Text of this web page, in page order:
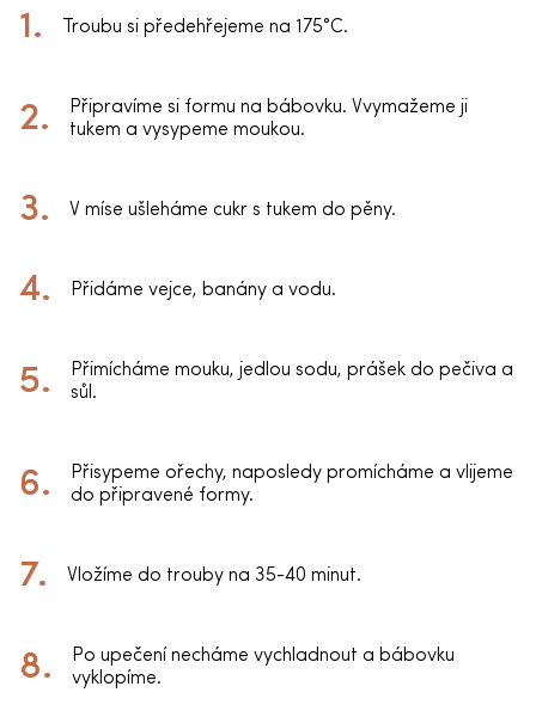
Troubu si předehřejeme na 175°C.
Připravíme si formu na bábovku. Vvymažeme ji
tukem a vysypeme moukou.
V míse ušleháme cukr s tukem do pěny.
Přidáme vejce, banány a vodu.
Přimícháme mouku, jedlou sodu, prášek do pečiva a
sůl.
Přisypeme ořechy, naposledy promícháme a vlijeme
do připravené formy.
Vložíme do trouby na 35-40 minut.
Po upečení necháme vychladnout a bábovku
vyklopíme.